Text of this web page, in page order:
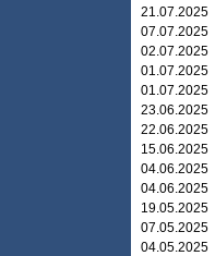
21.07.2025
07.07.2025
02.07.2025
01.07.2025
01.07.2025
23.06.2025
22.06.2025
15.06.2025
04.06.2025
04.06.2025
19.05.2025
07.05.2025
04.05.2025